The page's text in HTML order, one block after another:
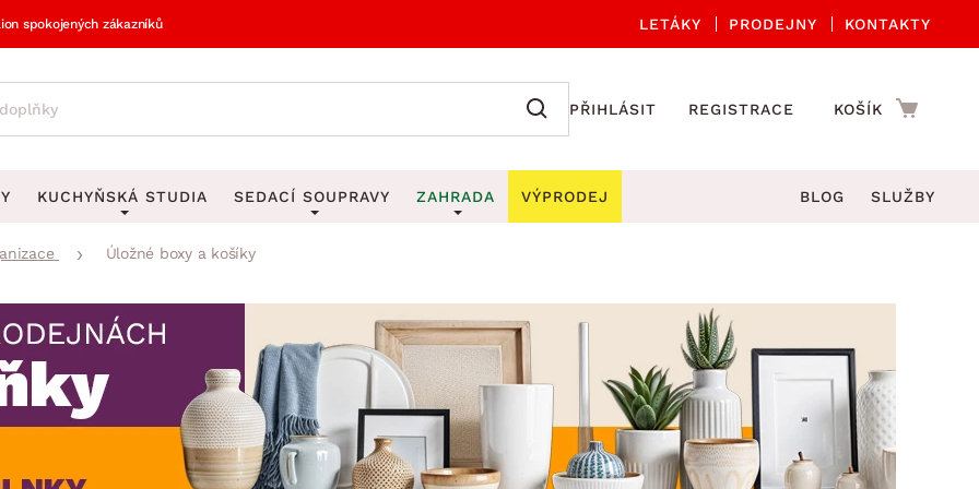
spokojených zákazníků LETÁKY PRODEJNY KONTAKTY
PŘIHLÁSIT REGISTRACE KOŠÍK
DEKORACE
Obrazy
Zrcadla
Zobrazit vše
Věšáky na klíče
Stojany na deštníky
Stojany na noviny
Stojany na oblečení
Zobrazit vše
Kuchyňské příslušenství
Kuchyňské doplňky
Koupelnové doplňky
Zahradní doplňky
Zobrazit vše
KUCHYŇSKÁ STUDIA SEDACÍ SOUPRAVY
Rohové sedací soupravy
Sedací soupravy 3-2-1
Sedací soupravy na míru
ZAHRADA
Zahradní židle a křesla
Zahradní lavice
Zahradní stoly
Zahradní houpačky
Zahradní lehátka
VÝPRODEJ BLOG SLUŽBY
Úložné boxy a košíky